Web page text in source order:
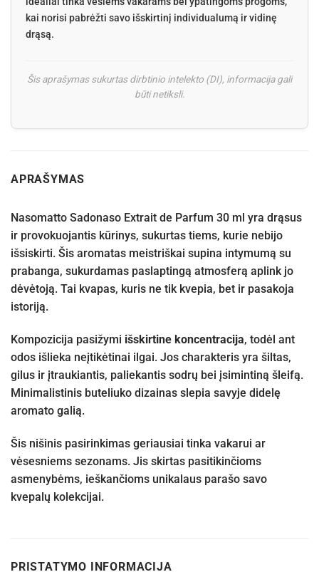
kai norisi pabrėžti savo išskirtinį individualumą ir vidinę
drąsą.
Šis aprašymas sukurtas dirbtinio intelekto (DI), informacija gali
būti netiksli.
APRAŠYMAS
Nasomatto Sadonaso Extrait de Parfum 30 ml yra drąsus
ir provokuojantis kūrinys, sukurtas tiems, kurie nebijo
išsiskirti. Šis aromatas meistriškai supina intymumą su
prabanga, sukurdamas paslaptingą atmosferą aplink jo
dėvėtoją. Tai kvapas, kuris ne tik kvepia, bet ir pasakoja
istoriją.
Kompozicija pasižymi išskirtine koncentracija, todėl ant
odos išlieka neįtikėtinai ilgai. Jos charakteris yra šiltas,
gilus ir įtraukiantis, paliekantis sodrų bei įsimintiną šleifą.
Minimalistinis buteliuko dizainas slepia savyje didelę
aromato galią.
Šis nišinis pasirinkimas geriausiai tinka vakarui ar
vėsesniems sezonams. Jis skirtas pasitikinčioms
asmenybėms, ieškančioms unikalaus parašo savo
kvepalų kolekcijai.
PRISTATYMO INFORMACIJA